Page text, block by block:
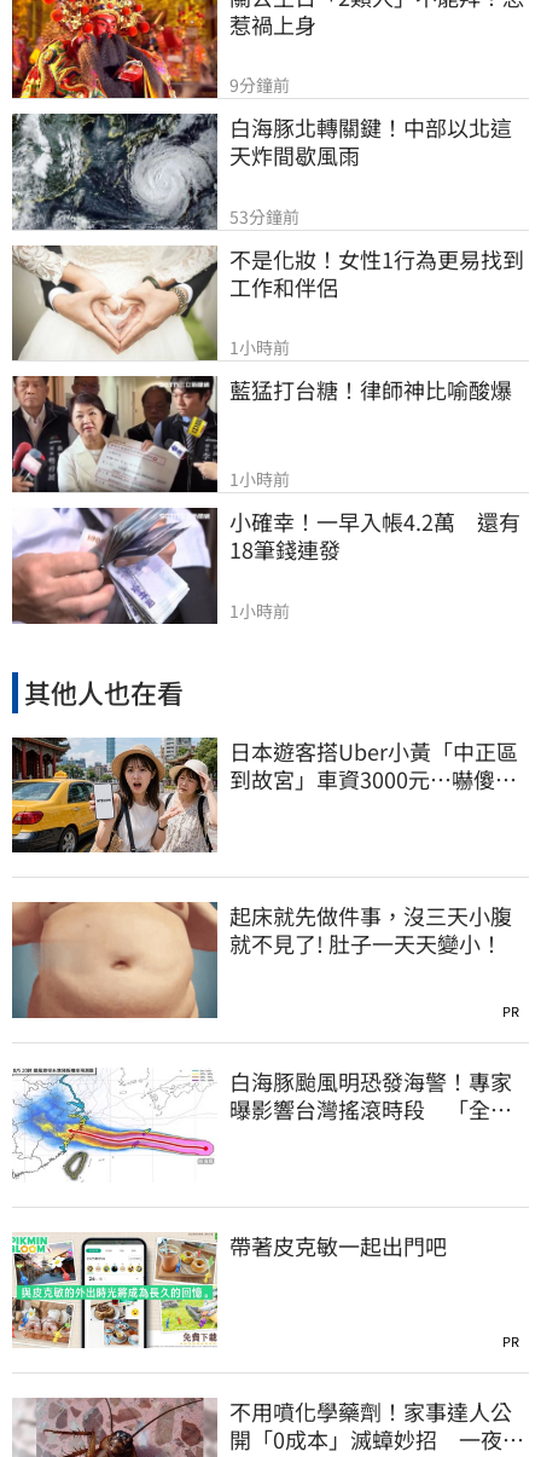
惹禍上身
9分鐘前
白海豚北轉關鍵！中部以北這
天炸間歇風雨
53分鐘前
不是化妝！女性1行為更易找到
工作和伴侶
1小時前
藍猛打台糖！律師神比喻酸爆
1小時前
小確幸！一早入帳4.2萬　還有
18筆錢連發
1小時前
其他人也在看
日本遊客搭Uber小黃「中正區
到故宮」車資3000元…嚇傻：
起床就先做件事，沒三天小腹
就不見了! 肚子一天天變小！
PR
白海豚颱風明恐發海警！專家
曝影響台灣搖滾時段 「全台
帶著皮克敏一起出門吧
PR
不用噴化學藥劑！家事達人公
開「0成本」滅蟑妙招 一夜輕